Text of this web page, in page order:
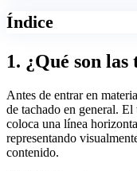
Índice
1. ¿Qué son las
Antes de entrar en
de tachado en general.
coloca una línea
representando
contenido.